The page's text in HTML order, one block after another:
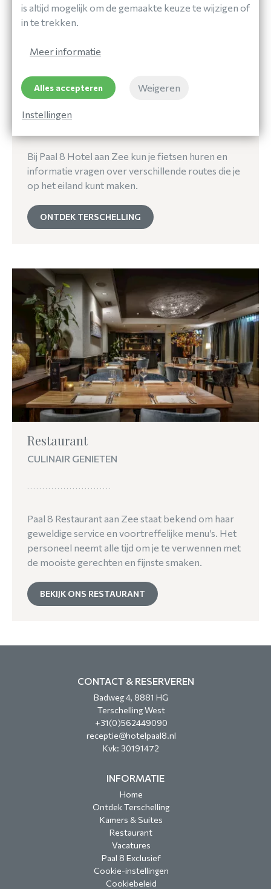
Eropuit
ONTDEK TERSCHELLING
Bij Paal 8 Hotel aan Zee kun je fietsen huren en
informatie vragen over verschillende routes die je
op het eiland kunt maken.
ONTDEK TERSCHELLING
Restaurant
CULINAIR GENIETEN
Paal 8 Restaurant aan Zee staat bekend om haar
geweldige service en voortreffelijke menu’s. Het
personeel neemt alle tijd om je te verwennen met
de mooiste gerechten en fijnste smaken.
BEKIJK ONS RESTAURANT
CONTACT & RESERVEREN
Badweg 4, 8881 HG
Terschelling West
+31(0)562449090
receptie@hotelpaal8.nl
Kvk: 30191472
INFORMATIE
Home
Ontdek Terschelling
Kamers & Suites
Restaurant
Vacatures
Paal 8 Exclusief
Cookie-instellingen
Cookiebeleid
is altijd mogelijk om de gemaakte keuze te wijzigen of
in te trekken.
Meer informatie
Alles accepteren Weigeren
Instellingen